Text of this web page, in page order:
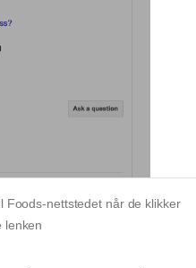
Foods-nettstedet når de klikker
lenken